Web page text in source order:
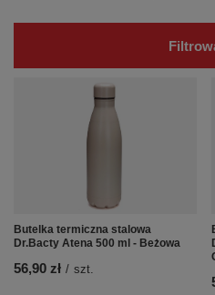
Butelka termiczna stalowa
Dr.Bacty Atena 500 ml - Beżowa
56,90 zł / szt.